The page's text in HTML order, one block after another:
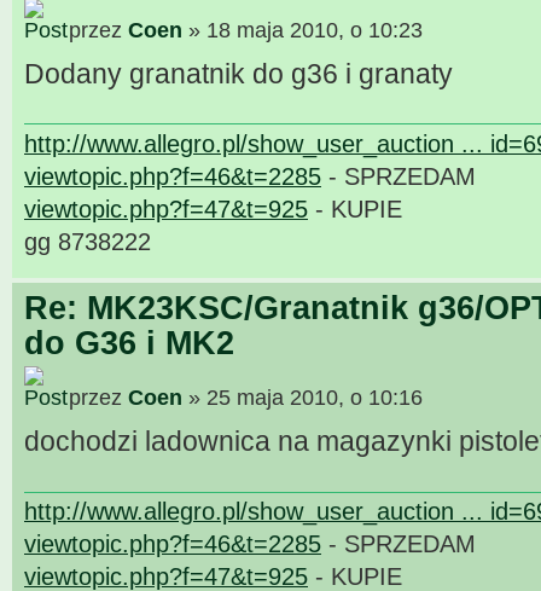
przez Coen » 18 maja 2010, o 10:23
Dodany granatnik do g36 i granaty
http://www.allegro.pl/show_user_auction ...
viewtopic.php?f=46&t=2285 - SPRZEDAM
viewtopic.php?f=47&t=925 - KUPIE
gg 8738222
Re: MK23KSC/Granatnik g36/
do G36 i MK2
przez Coen » 25 maja 2010, o 10:16
dochodzi ladownica na magazynki
http://www.allegro.pl/show_user_auction ...
viewtopic.php?f=46&t=2285 - SPRZEDAM
viewtopic.php?f=47&t=925 - KUPIE